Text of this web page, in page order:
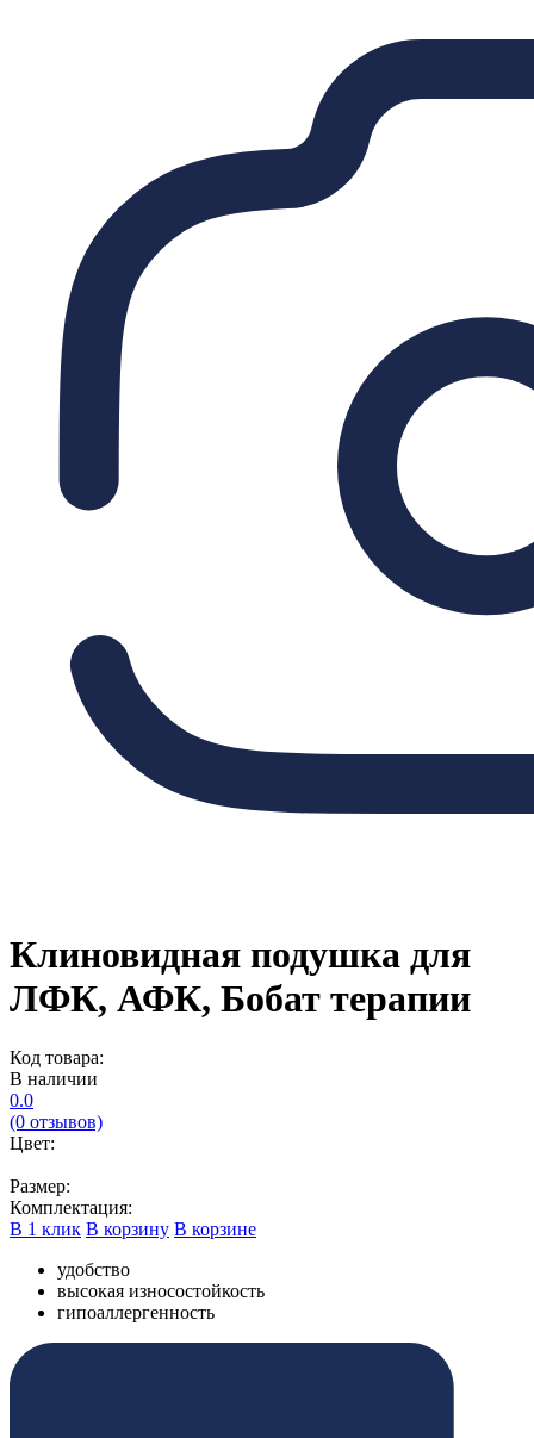
Клиновидная подушка для
ЛФК, АФК, Бобат терапии
Код товара:
В наличии
0.0
(0 отзывов)
Цвет:
Размер:
Комплектация:
В 1 клик В корзину В корзине
удобство
высокая износостойкость
гипоаллергенность